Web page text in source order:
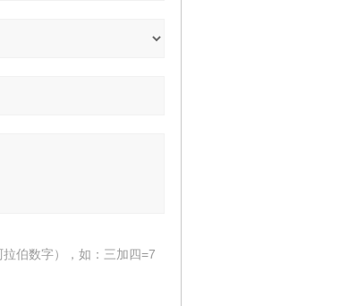
伯数字），如：三加四=7